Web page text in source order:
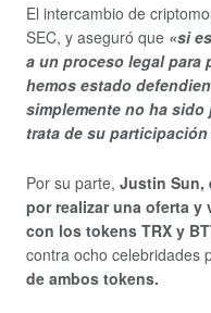
El intercambio de
SEC, y aseguró que «si
a un proceso legal para
hemos estado
simplemente no ha
trata de su
Por su parte, Justin Sun,
por realizar una oferta
con los tokens TRX y
contra ocho celebridades
de ambos tokens.